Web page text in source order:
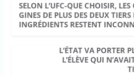
SELON L’UFC-QUE CHOISIR, LES
GINES DE PLUS DES DEUX TIERS
INGRÉDIENTS RESTENT
L’ÉTAT VA PORTER
L’ÉLÈVE QUI